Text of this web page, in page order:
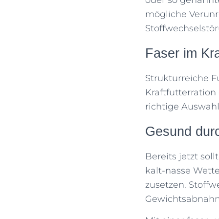
mögliche
Faser im
Strukturreiche
Kraftfutterration
richtige
Gesund
Bereits jetzt
kalt-nasse
zusetzen.